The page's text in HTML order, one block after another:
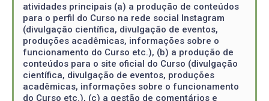
atividades principais (a) a produção de conteúdos
para o perfil do Curso na rede social Instagram
(divulgação científica, divulgação de eventos,
produções acadêmicas, informações sobre o
funcionamento do Curso etc.), (b) a produção de
conteúdos para o site oficial do Curso (divulgação
científica, divulgação de eventos, produções
acadêmicas, informações sobre o funcionamento
do Curso etc.), (c) a gestão de comentários e